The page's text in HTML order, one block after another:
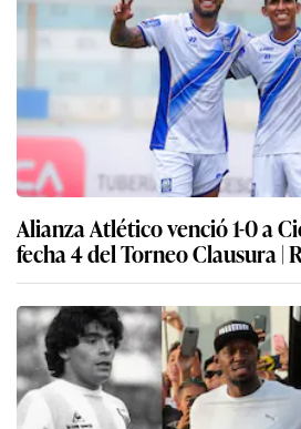
Alianza Atlético venció 1-0 a